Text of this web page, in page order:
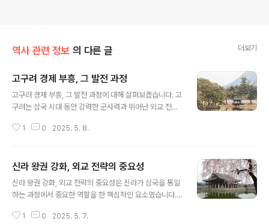
역사 관련 정보 의 다른 글 더보기
고구려 경제 부흥, 그 발전 과정
고구려 경제 부흥, 그 발전 과정에 대해 살펴보겠습니다. 고
구려는 삼국 시대 동안 강력한 군사력과 뛰어난 외교 전략
적인 면에만 국한되지 않았습니다. 경제의 발전 또한 중요
이를 통해 왕권을 강화하고 국가를 부흥시킬 수 있었습니
다. 이번 글에서는 고구려 경제 부흥의 발전 과정을 다양한
측면에서 분석해보겠습니다.고구려 경제의 기초: 농업과
업은 고구려 경제의 근본적인 기반을 이루었으며, 특히 벼
1 0 2025. 5. 8.
신라 왕권 강화, 외교 전략의 중요성
신라 왕권 강화, 외교 전략의 중요성은 신라가 삼국을 통일
하는 과정에서 중요한 역할을 한 핵심적인 요소였습니다.
압박을 받았지만, 외교 전략을 통해 왕권을 강화하고, 주변
1 0 2025. 5. 7.